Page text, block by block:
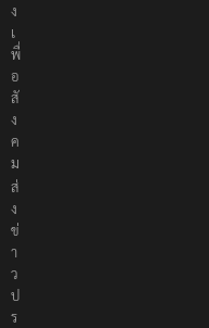
ง
เ
พื่
อ
สั
ง
ค
ม
ส่
ง
ข่
า
ว
ป
ร